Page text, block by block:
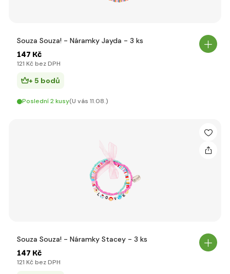
Souza Souza! - Náramky Jayda - 3 ks
147 Kč
121 Kč bez DPH
+ 5 bodů
Poslední 2 kusy(U vás 11.08.)
Souza Souza! - Náramky Stacey - 3 ks
147 Kč
121 Kč bez DPH